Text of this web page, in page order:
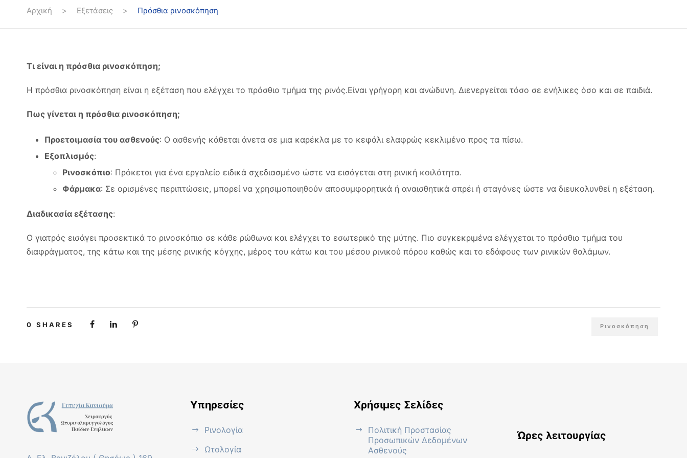
Αρχική > Εξετάσεις > Πρόσθια ρινοσκόπηση
Τι είναι η πρόσθια ρινοσκόπηση;
Η πρόσθια ρινοσκόπηση είναι η εξέταση που ελέγχει το πρόσθιο τμήμα της ρινός.Είναι γρήγορη και ανώδυνη. Διενεργείται τόσο σε ενήλικες όσο και σε παιδιά.
Πως γίνεται η πρόσθια ρινοσκόπηση;
Προετοιμασία του ασθενούς: Ο ασθενής κάθεται άνετα σε μια καρέκλα με το κεφάλι ελαφρώς κεκλιμένο προς τα πίσω.
Εξοπλισμός:
Ρινοσκόπιο: Πρόκεται για ένα εργαλείο ειδικά σχεδιασμένο ώστε να εισάγεται στη ρινική κοιλότητα.
Φάρμακα: Σε ορισμένες περιπτώσεις, μπορεί να χρησιμοποιηθούν αποσυμφορητικά ή αναισθητικά σπρέι ή σταγόνες ώστε να διευκολυνθεί η εξέταση.
Διαδικασία εξέτασης:
Ο γιατρός εισάγει προσεκτικά το ρινοσκόπιο σε κάθε ρώθωνα και ελέγχει το εσωτερικό της μύτης. Πιο συγκεκριμένα ελέγχεται το πρόσθιο τμήμα του
διαφράγματος, της κάτω και της μέσης ρινικής κόγχης, μέρος του κάτω και του μέσου ρινικού πόρου καθώς και το εδάφους των ρινικών θαλάμων.
0 SHARES Ρινοσκόπηση
Υπηρεσίες
Ρινολογία
Ωτολογία
Χρήσιμες Σελίδες
Πολιτική Προστασίας
Προσωπικών Δεδομένων
Ασθενούς
Ώρες λειτουργίας